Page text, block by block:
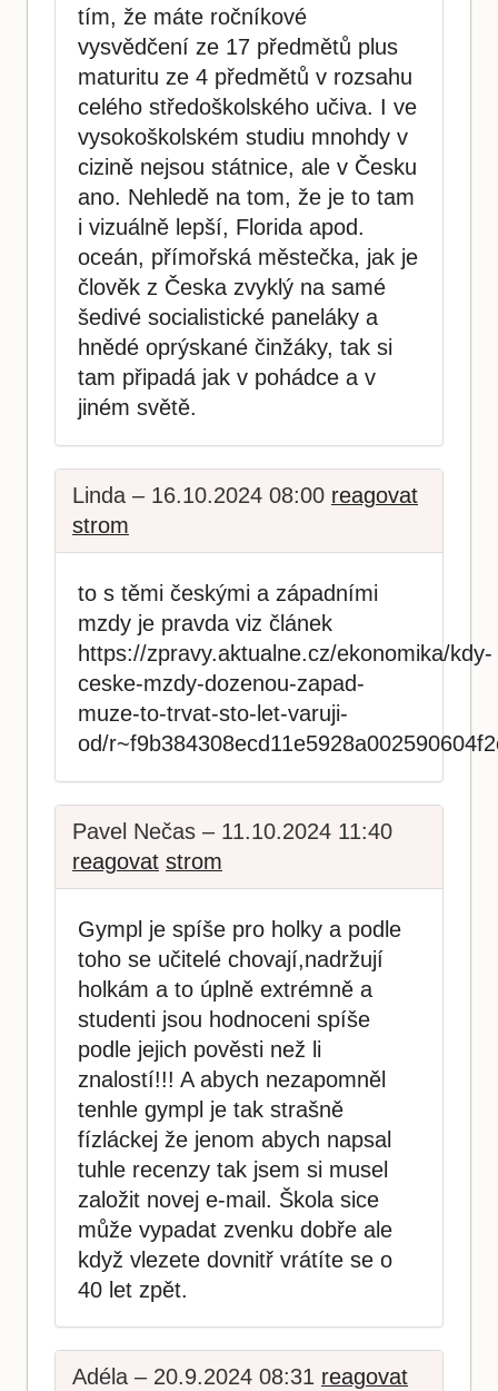
tím, že máte ročníkové
vysvědčení ze 17 předmětů plus
maturitu ze 4 předmětů v rozsahu
celého středoškolského učiva. I ve
vysokoškolském studiu mnohdy v
cizině nejsou státnice, ale v Česku
ano. Nehledě na tom, že je to tam
i vizuálně lepší, Florida apod.
oceán, přímořská městečka, jak je
člověk z Česka zvyklý na samé
šedivé socialistické paneláky a
hnědé oprýskané činžáky, tak si
tam připadá jak v pohádce a v
jiném světě.
Linda – 16.10.2024 08:00 reagovat
strom
to s těmi českými a západními
mzdy je pravda viz článek
https://zpravy.aktualne.cz/ekonomika/kdy-
ceske-mzdy-dozenou-zapad-
muze-to-trvat-sto-let-varuji-
od/
Pavel Nečas – 11.10.2024 11:40
reagovat strom
Gympl je spíše pro holky a podle
toho se učitelé chovají,nadržují
holkám a to úplně extrémně a
studenti jsou hodnoceni spíše
podle jejich pověsti než li
znalostí!!! A abych nezapomněl
tenhle gympl je tak strašně
fízláckej že jenom abych napsal
tuhle recenzy tak jsem si musel
založit novej e-mail. Škola sice
může vypadat zvenku dobře ale
když vlezete dovnitř vrátíte se o
40 let zpět.
Adéla – 20.9.2024 08:31 reagovat